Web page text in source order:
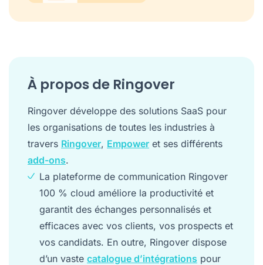
À propos de Ringover
Ringover développe des solutions SaaS pour
les organisations de toutes les industries à
travers Ringover, Empower et ses différents
add-ons.
La plateforme de communication Ringover
100 % cloud améliore la productivité et
garantit des échanges personnalisés et
efficaces avec vos clients, vos prospects et
vos candidats. En outre, Ringover dispose
d’un vaste catalogue d’intégrations pour